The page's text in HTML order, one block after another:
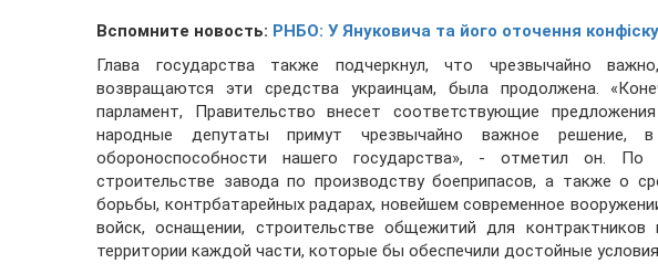
Вспомните новость: РНБО: У Януковича та його оточення
Глава государства также подчеркнул, что чрезвычайно
возвращаются эти средства украинцам, была продолжена.
парламент, Правительство внесет соответствующие
народные депутаты примут чрезвычайно важное решение,
обороноспособности нашего государства», - отметил он.
строительстве завода по производству боеприпасов, а также о
борьбы, контрбатарейных радарах, новейшем современное
войск, оснащении, строительстве общежитий для
территории каждой части, которые бы обеспечили достойные